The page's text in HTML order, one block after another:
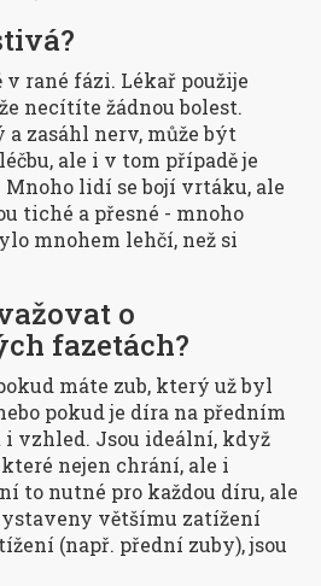
v rané fázi. Lékař použije
necítíte žádnou bolest.
a zasáhl nerv, může být
ale i v tom případě je
lidí se bojí vrtáku, ale
tiché a přesné - mnoho
mnohem lehčí, než si
o
fazetách?
máte zub, který už byl
pokud je díra na předním
i vzhled. Jsou ideální, když
nejen chrání, ale i
to nutné pro každou díru, ale
většímu zatížení
(např. přední zuby), jsou